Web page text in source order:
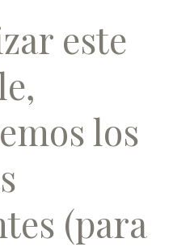
este
los
(para